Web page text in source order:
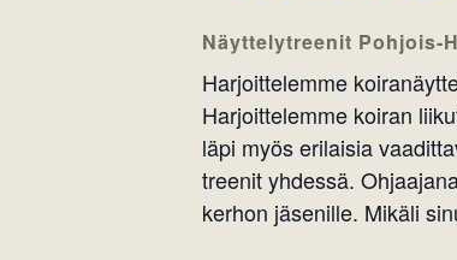
Näyttelytreenit Pohjois-
Harjoittelemme
Harjoittelemme koiran
läpi myös erilaisia
treenit yhdessä.
kerhon jäsenille. Mikäli